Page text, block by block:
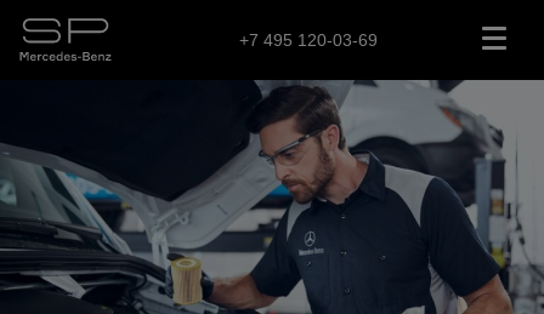
+7 495 120-03-69